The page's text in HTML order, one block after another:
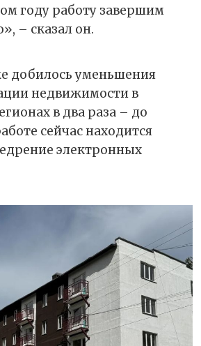
году работу завершим
– сказал он.
добилось уменьшения
недвижимости в
в два раза – до
сейчас находится
электронных